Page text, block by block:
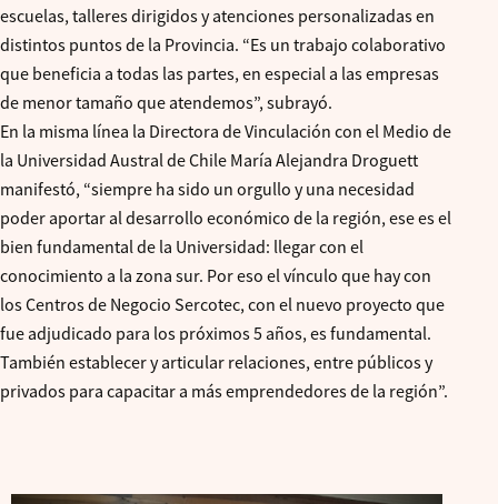
escuelas, talleres dirigidos y atenciones personalizadas en
distintos puntos de la Provincia. “Es un trabajo colaborativo
que beneficia a todas las partes, en especial a las empresas
de menor tamaño que atendemos”, subrayó.
En la misma línea la Directora de Vinculación con el Medio de
la Universidad Austral de Chile María Alejandra Droguett
manifestó, “siempre ha sido un orgullo y una necesidad
poder aportar al desarrollo económico de la región, ese es el
bien fundamental de la Universidad: llegar con el
conocimiento a la zona sur. Por eso el vínculo que hay con
los Centros de Negocio Sercotec, con el nuevo proyecto que
fue adjudicado para los próximos 5 años, es fundamental.
También establecer y articular relaciones, entre públicos y
privados para capacitar a más emprendedores de la región”.